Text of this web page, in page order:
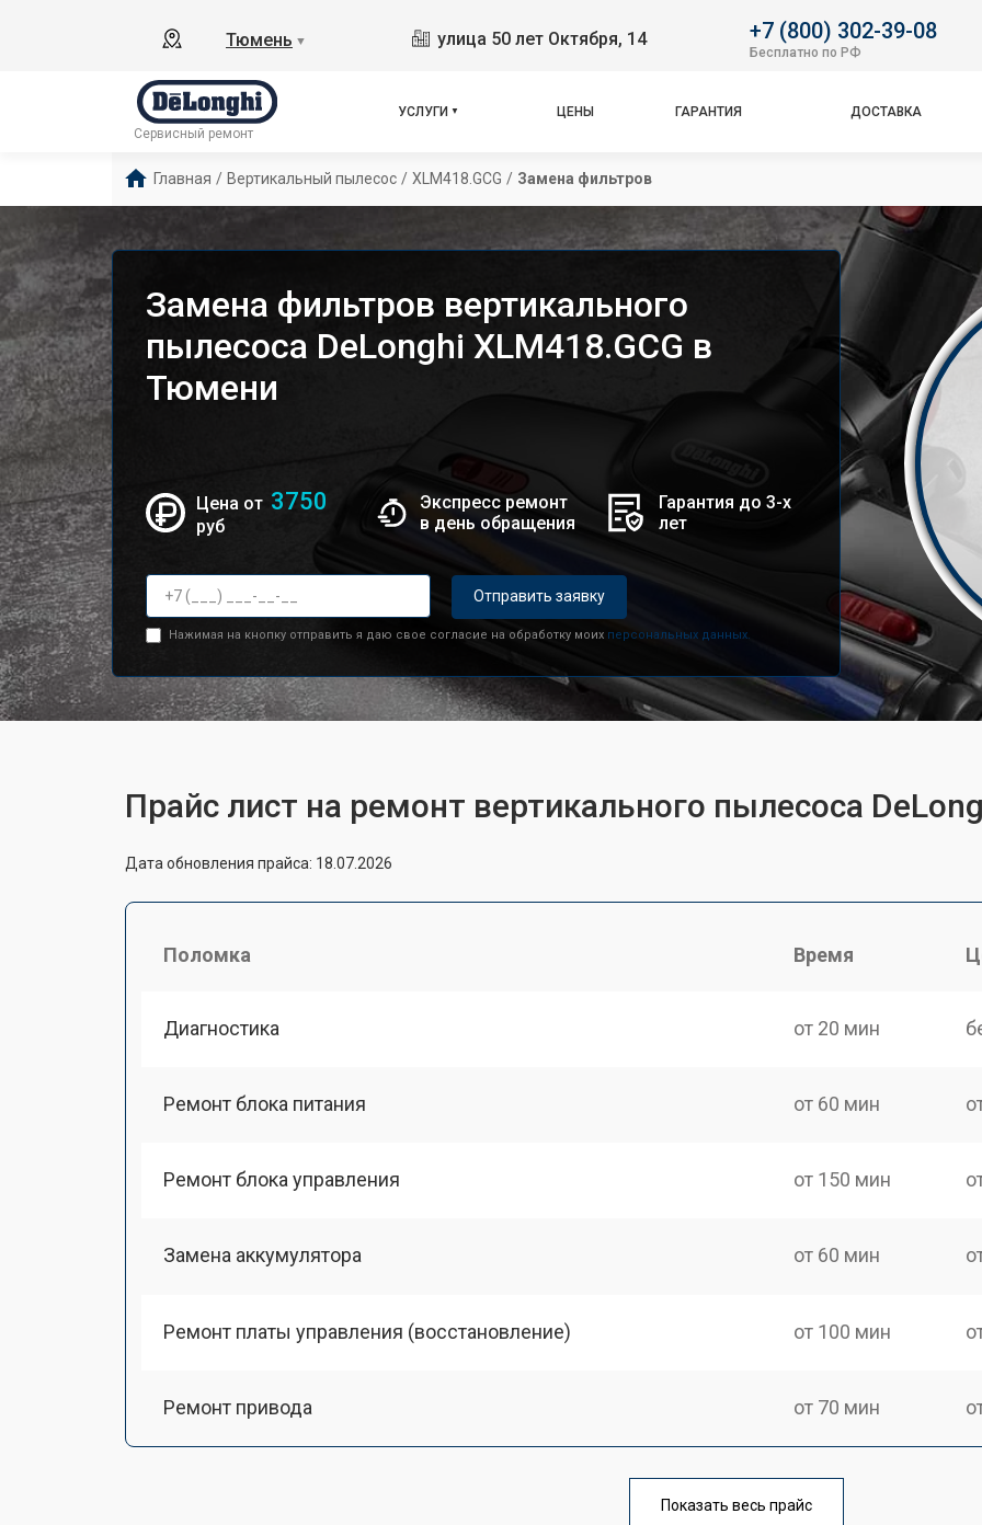
Тюмень ▼ улица 50 лет Октября, 14 +7 (800) 302-39-08
Бесплатно по РФ
Сервисный ремонт
УСЛУГИ ЦЕНЫ ГАРАНТИЯ ДОСТАВКА
Главная / Вертикальный пылесос / XLM418.GCG / Замена фильтров
Замена фильтров вертикального
пылесоса DeLonghi XLM418.GCG в
Тюмени
Цена от 3750
руб
Экспресс ремонт
в день обращения
Гарантия до 3-х
лет
Отправить заявку
Нажимая на кнопку отправить я даю свое согласие на обработку моих персональных данных.
Прайс лист на ремонт вертикального пылесоса
Дата обновления прайса: 18.07.2026
Поломка Время
Диагностика от 20 мин
Ремонт блока питания от 60 мин
Ремонт блока управления от 150 мин
Замена аккумулятора от 60 мин
Ремонт платы управления (восстановление) от 100 мин
Ремонт привода от 70 мин
от 80 мин
Показать весь прайс